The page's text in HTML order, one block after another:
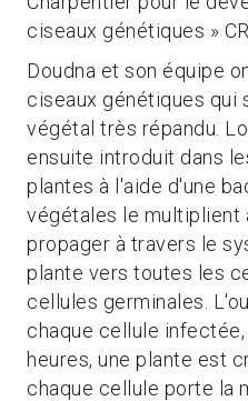
ciseaux génétiques »
Doudna et son équipe
ciseaux génétiques qui
végétal très répandu.
ensuite introduit dans
plantes à l'aide d'une
végétales le multiplient
propager à travers le
plante vers toutes les
cellules germinales.
chaque cellule
heures, une plante est
chaque cellule porte la